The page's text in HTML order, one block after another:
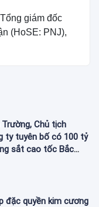
giám đốc
(HoSE: PNJ),
Trường, Chủ tịch
ty tuyên bố có 100 tỷ
sắt cao tốc Bắc
đặc quyền kim cương